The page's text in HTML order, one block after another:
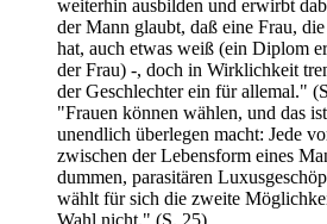
weiterhin ausbilden und erwirbt
der Mann glaubt, daß eine Frau,
hat, auch etwas weiß (ein Diplom
der Frau) -, doch in Wirklichkeit
der Geschlechter ein für allemal."
"Frauen können wählen, und das
unendlich überlegen macht: Jede
zwischen der Lebensform eines
dummen, parasitären
wählt für sich die zweite
Wahl nicht." (S. 25)